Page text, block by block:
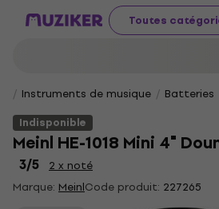
Toutes
Instruments de musique Batteries
Indisponible
Meinl HE-1018 Mini 4"
3/5
2 x noté
Marque: MeinlCode produit: 227265